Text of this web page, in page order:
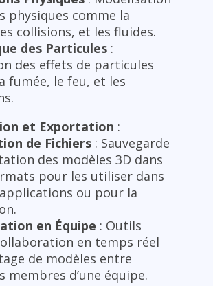
physiques comme la
collisions, et les fluides.
des Particules :
des effets de particules
fumée, le feu, et les
et Exportation :
de Fichiers : Sauvegarde
des modèles 3D dans
pour les utiliser dans
ou pour la
en Équipe : Outils
en temps réel
de modèles entre
membres d’une équipe.